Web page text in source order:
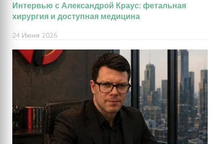
Интервью с Александрой Краус: фетальная
хирургия и доступная медицина
24 Июня 2026